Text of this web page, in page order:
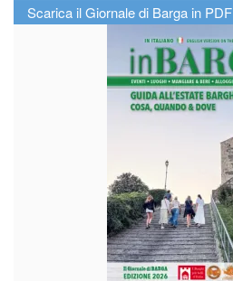
Scarica il Giornale di Barga in PDF